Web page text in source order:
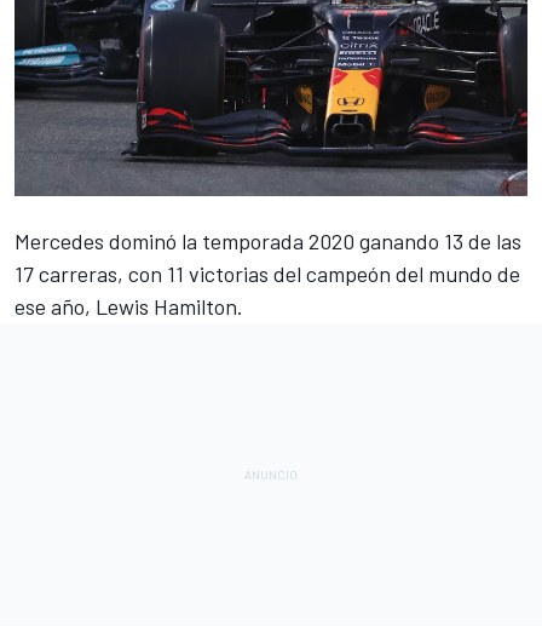
Mercedes dominó la temporada 2020 ganando 13 de las
17 carreras, con 11 victorias del campeón del mundo de
ese año, Lewis Hamilton.